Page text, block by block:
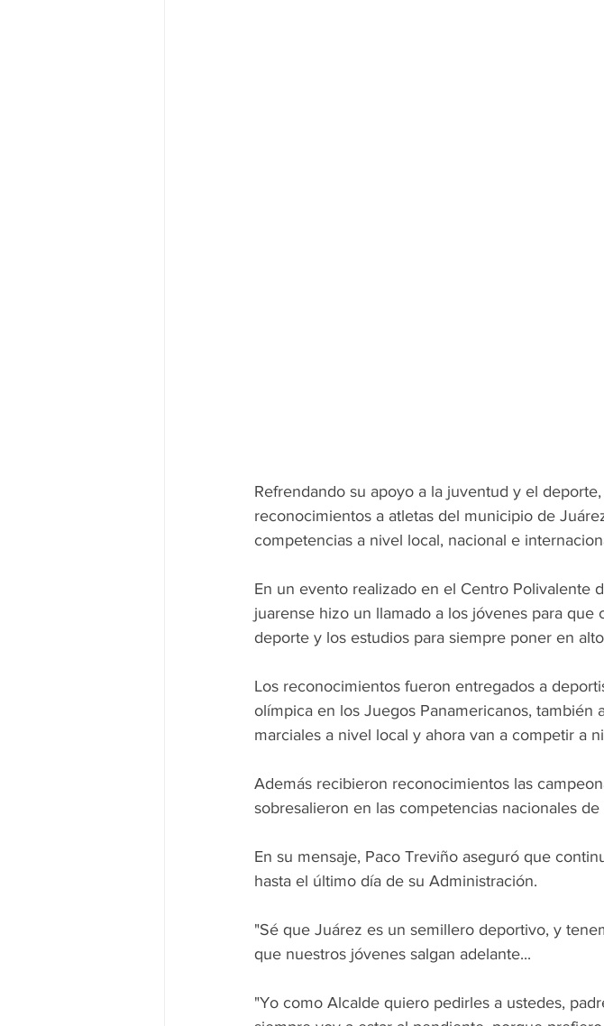
Refrendando su apoyo a la juventud y el
reconocimientos a atletas del municipio de
competencias a nivel local, nacional e
En un evento realizado en el Centro Polivalente
juarense hizo un llamado a los jóvenes para
deporte y los estudios para siempre poner en
Los reconocimientos fueron entregados a
olímpica en los Juegos Panamericanos, también
marciales a nivel local y ahora van a competir a
Además recibieron reconocimientos las
sobresalieron en las competencias nacionales
En su mensaje, Paco Treviño aseguró que
hasta el último día de su Administración.
"Sé que Juárez es un semillero deportivo, y
que nuestros jóvenes salgan adelante...
"Yo como Alcalde quiero pedirles a ustedes,